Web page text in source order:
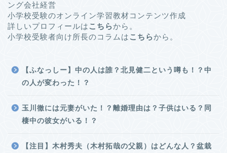
ング会社経営
小学校受験のオンライン学習教材コンテンツ作成
詳しいプロフィールはこちらから。
小学校受験者向け所長のコラムは こちらから。
【ふなっしー】中の人は誰？北見健二という噂も！？中
の人が変わった！？
玉川徹には元妻がいた！？離婚理由は？子供はいる？同
棲中の彼女がいる！？
【注目】木村秀夫（木村拓哉の父親）はどんな人？盆栽